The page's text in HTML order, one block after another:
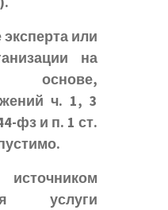
или
на
основе,
ч. 1, 3
фз и п. 1 ст.
услуги